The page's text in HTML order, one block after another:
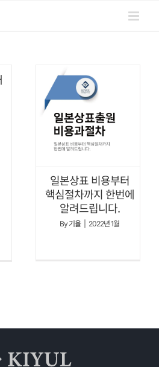
일본상표 비용부터
핵심절차까지 한번에
알려드립니다.
By기율 2022년 1월